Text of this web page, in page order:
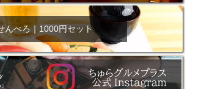
んべろ｜1000円セット